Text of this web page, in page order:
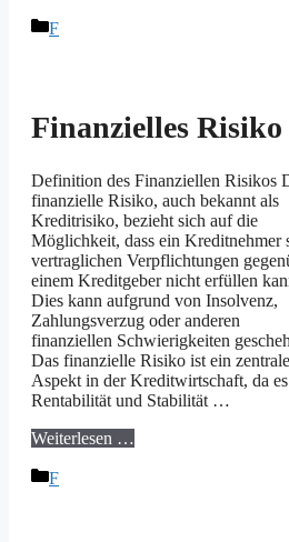
Kategorien
F
Finanzielles Risiko
Definition des Finanziellen Risikos
finanzielle Risiko, auch bekannt als
Kreditrisiko, bezieht sich auf die
Möglichkeit, dass ein Kreditnehmer
vertraglichen Verpflichtungen
einem Kreditgeber nicht erfüllen
Dies kann aufgrund von Insolvenz,
Zahlungsverzug oder anderen
finanziellen Schwierigkeiten
Das finanzielle Risiko ist ein
Aspekt in der Kreditwirtschaft, da
Rentabilität und Stabilität …
Weiterlesen …
Kategorien
F